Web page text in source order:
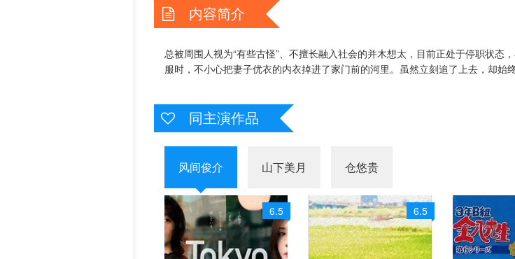
内容简介
总被周围人视为“有些古怪”、不擅长融入社会的并木想太，目前正处于停职状态
服时，不小心把妻子优衣的内衣掉进了家门前的河里。虽然立刻追了上去，却始
同主演作品
风间俊介 山下美月 仓悠贵
6.5 6.5